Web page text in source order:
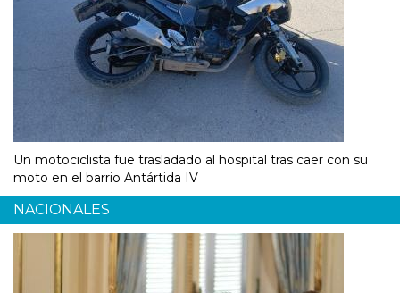
Un motociclista fue trasladado al hospital tras caer con su
moto en el barrio Antártida IV
NACIONALES